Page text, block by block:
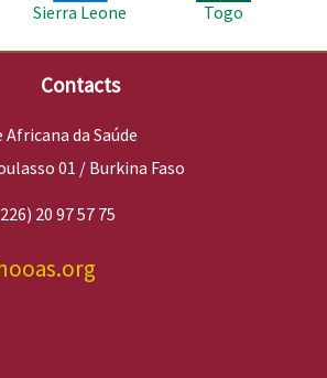
Sierra Leone
Togo
Contacts
da Saúde
01 / Burkina Faso
20 97 57 75